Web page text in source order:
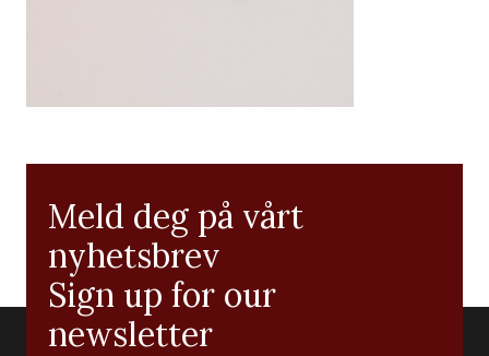
Meld deg på vårt
nyhetsbrev
Sign up for our
newsletter